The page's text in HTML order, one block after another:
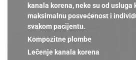
kanala korena, neke su od usluga
maksimalnu posvećenost i
svakom pacijentu.
Kompozitne plombe
Lečenje kanala korena